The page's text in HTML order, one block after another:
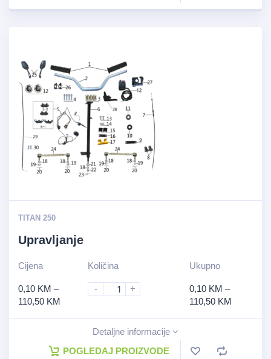
TITAN 250
Upravljanje
Cijena
0,10 KM –
110,50 KM
Količina
- +
Ukupno
0,10 KM –
110,50 KM
Detaljne informacije
POGLEDAJ PROIZVODE